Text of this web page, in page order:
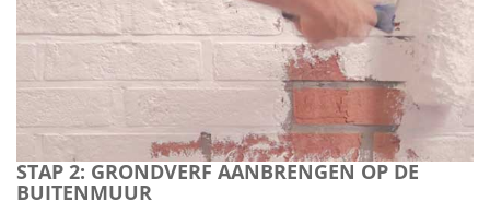
STAP 2: GRONDVERF AANBRENGEN OP DE
BUITENMUUR